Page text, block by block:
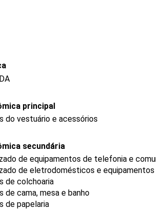
principal
do vestuário e acessórios
secundária
de equipamentos de telefonia e
de eletrodomésticos e equipamentos
de colchoaria
cama, mesa e banho
de papelaria